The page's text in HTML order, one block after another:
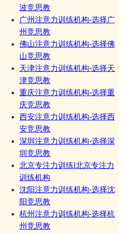
波竞思教
广州注意力训练机构-选择广
州竞思教
佛山注意力训练机构-选择佛
山竞思教
天津注意力训练机构-选择天
津竞思教
重庆注意力训练机构-选择重
庆竞思教
西安注意力训练机构-选择西
安竞思教
深圳注意力训练机构-选择深
圳竞思教
北京专注力训练|北京专注力
训练机构
沈阳注意力训练机构-选择沈
阳竞思教
杭州注意力训练机构-选择杭
州竞思教